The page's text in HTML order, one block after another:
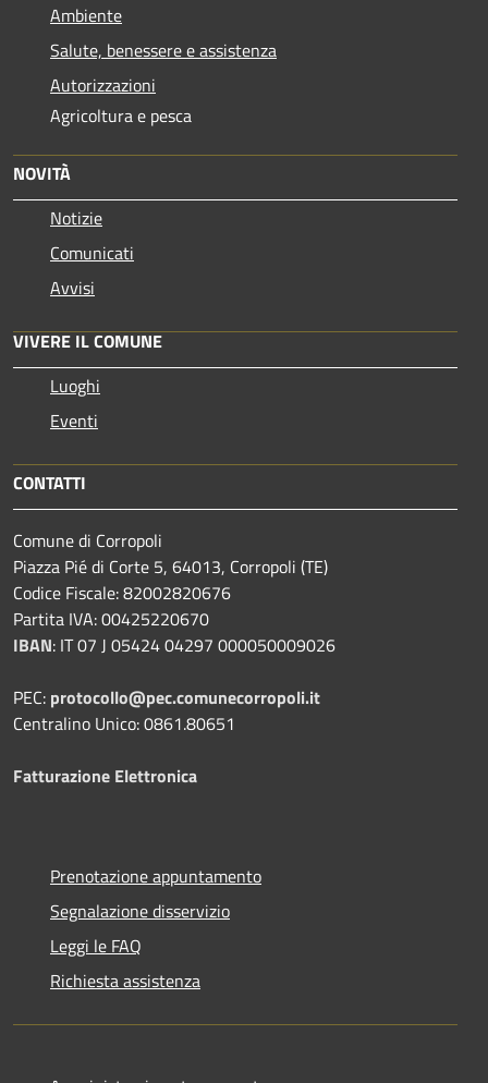
Ambiente
Salute, benessere e assistenza
Autorizzazioni
Agricoltura e pesca
NOVITÀ
Notizie
Comunicati
Avvisi
VIVERE IL COMUNE
Luoghi
Eventi
CONTATTI
Comune di Corropoli
Piazza Pié di Corte 5, 64013, Corropoli (TE)
Codice Fiscale: 82002820676
Partita IVA: 00425220670
IBAN: IT 07 J 05424 04297 000050009026
PEC: protocollo@pec.comunecorropoli.it
Centralino Unico: 0861.80651
Fatturazione Elettronica
Prenotazione appuntamento
Segnalazione disservizio
Leggi le FAQ
Richiesta assistenza